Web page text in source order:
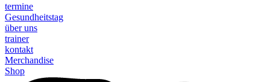
termine
Gesundheitstag
über uns
trainer
kontakt
Merchandise
Shop